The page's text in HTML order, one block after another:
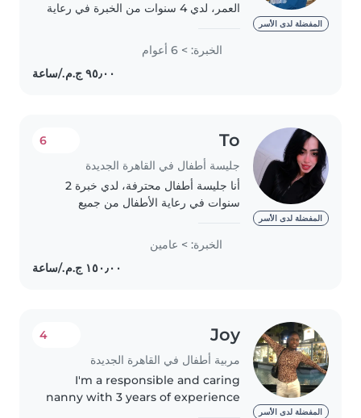
المفضلة لدى الأسر
العمر، لدي 4 سنوات من الخبرة في رعاية
الابتدائية. أنا مسؤولة وحنونة وصبورة،
وأمتلك مهارات في الرسم والقراءة..
الخبرة: > 6 أعوام
المفضلة لدى الأسر
To
جليسة أطفال في القاهرة الجديدة
6
أنا جليسة أطفال محترفة، لدي خبرة 2
سنوات في رعاية الأطفال من جميع
مساعدتك في رعاية طفلك، سواء كان
رضيعًا، طفلًا في مرحلة ما قبل المدرسة،
الخبرة: > عامين
المفضلة لدى الأسر
Joy
مربية أطفال في القاهرة الجديدة
4
I'm a responsible and caring
nanny with 3 years of experience